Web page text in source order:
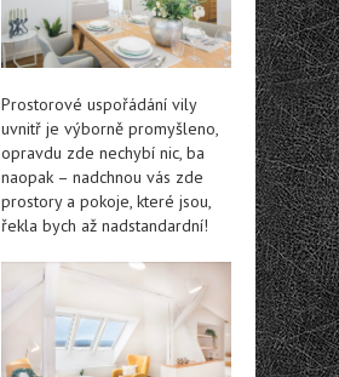
Prostorové uspořádání vily
uvnitř je výborně promyšleno,
opravdu zde nechybí nic, ba
naopak – nadchnou vás zde
prostory a pokoje, které jsou,
řekla bych až nadstandardní!